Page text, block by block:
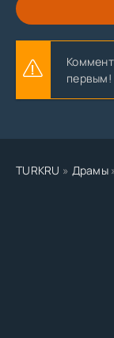
первым!
TURKRU » Драмы